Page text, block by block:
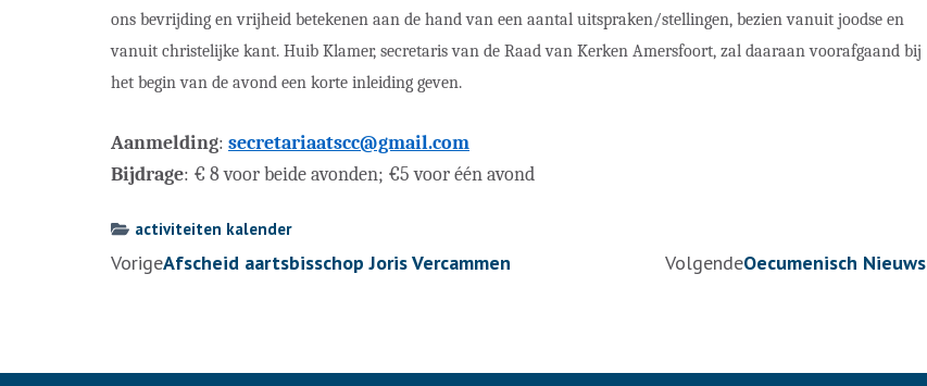
ons bevrijding en vrijheid betekenen aan de hand van een aantal uitspraken/stellingen, bezien vanuit joodse en
vanuit christelijke kant. Huib Klamer, secretaris van de Raad van Kerken Amersfoort, zal daaraan voorafgaand bij
het begin van de avond een korte inleiding geven.
Aanmelding: secretariaatscc@gmail.com
Bijdrage: € 8 voor beide avonden; €5 voor één avond
activiteiten kalender
Berichtennavigatie
VorigeAfscheid aartsbisschop Joris Vercammen VolgendeOecumenisch Nieuws